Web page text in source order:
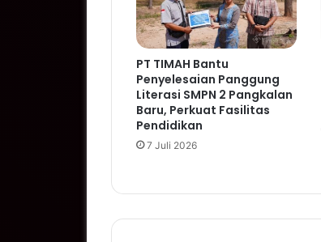
PT TIMAH Bantu
Penyelesaian Panggung
Literasi SMPN 2 Pangkalan
Baru, Perkuat Fasilitas
Pendidikan
7 Juli 2026